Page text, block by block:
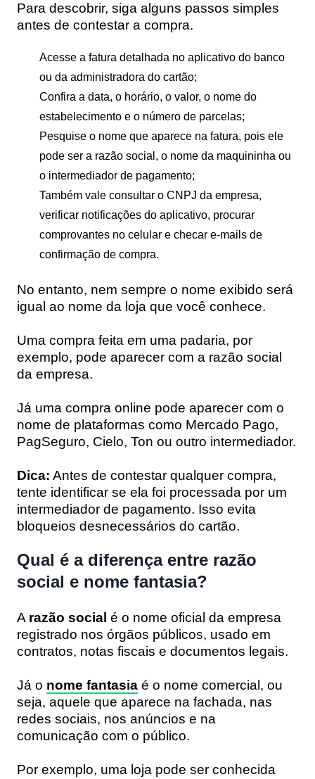
Para descobrir, siga alguns passos simples
antes de contestar a compra.
Acesse a fatura detalhada no aplicativo do banco
ou da administradora do cartão;
Confira a data, o horário, o valor, o nome do
estabelecimento e o número de parcelas;
Pesquise o nome que aparece na fatura, pois ele
pode ser a razão social, o nome da maquininha ou
o intermediador de pagamento;
Também vale consultar o CNPJ da empresa,
verificar notificações do aplicativo, procurar
comprovantes no celular e checar e-mails de
confirmação de compra.
No entanto, nem sempre o nome exibido será
igual ao nome da loja que você conhece.
Uma compra feita em uma padaria, por
exemplo, pode aparecer com a razão social
da empresa.
Já uma compra online pode aparecer com o
nome de plataformas como Mercado Pago,
PagSeguro, Cielo, Ton ou outro intermediador.
Dica: Antes de contestar qualquer compra,
tente identificar se ela foi processada por um
intermediador de pagamento. Isso evita
bloqueios desnecessários do cartão.
Qual é a diferença entre razão
social e nome fantasia?
A razão social é o nome oficial da empresa
registrado nos órgãos públicos, usado em
contratos, notas fiscais e documentos legais.
Já o nome fantasia é o nome comercial, ou
seja, aquele que aparece na fachada, nas
redes sociais, nos anúncios e na
comunicação com o público.
Por exemplo, uma loja pode ser conhecida